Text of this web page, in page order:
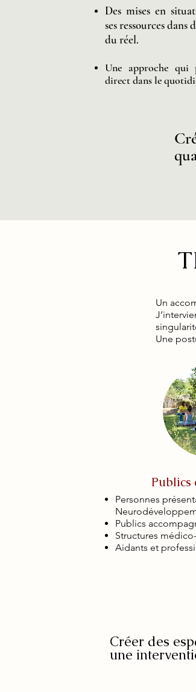
Des mises en
ses ressources dans
du réel.
Une approche qui
direct dans le
Un
Une
Publics
Personnes
Publics
Structures
Aidants et
Créer des
une